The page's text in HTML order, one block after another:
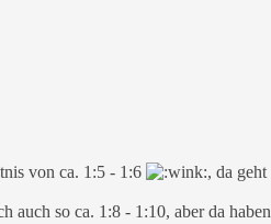
von ca. 1:5 - 1:6 , da
auch so ca. 1:8 - 1:10, aber da